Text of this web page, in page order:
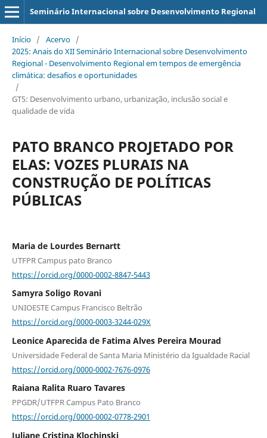
Seminário Internacional sobre Desenvolvimento Regional
Início / Acervo /
2025: Anais do XII Seminário Internacional sobre Desenvolvimento
Regional - Desenvolvimento Regional em tempos de emergência
climática: desafios e oportunidades
/
GT5: Desenvolvimento urbano, urbanização, inclusão social e
qualidade de vida
PATO BRANCO PROJETADO POR
ELAS: VOZES PLURAIS NA
CONSTRUÇÃO DE POLÍTICAS
PÚBLICAS
Maria de Lourdes Bernartt
UTFPR Campus pato Branco
https://orcid.org/0000-0002-8847-5443
Samyra Soligo Rovani
UNIOESTE Campus Francisco Beltrão
https://orcid.org/0000-0003-3244-029X
Leonice Aparecida de Fatima Alves Pereira Mourad
Universidade Federal de Santa Maria Ministério da Igualdade Racial
https://orcid.org/0000-0002-7676-0976
Raiana Ralita Ruaro Tavares
PPGDR/UTFPR Campus Pato Branco
https://orcid.org/0000-0002-0778-2901
Juliane Cristina Klochinski